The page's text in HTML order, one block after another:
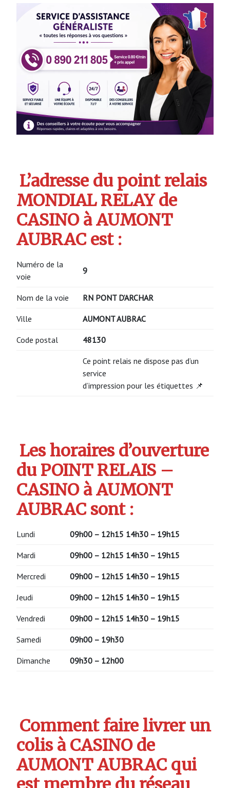
L’adresse du point relais
MONDIAL RELAY de
CASINO à AUMONT
AUBRAC est :
Numéro de la
voie
9
Nom de la voie RN PONT D’ARCHAR
Ville AUMONT AUBRAC
Code postal 48130
Ce point relais ne dispose pas d’un
service
d’impression pour les étiquettes 📌
Les horaires d’ouverture
du POINT RELAIS –
CASINO à AUMONT
AUBRAC sont :
Lundi 09h00 – 12h15 14h30 – 19h15
Mardi 09h00 – 12h15 14h30 – 19h15
Mercredi 09h00 – 12h15 14h30 – 19h15
Jeudi 09h00 – 12h15 14h30 – 19h15
Vendredi 09h00 – 12h15 14h30 – 19h15
Samedi 09h00 – 19h30
Dimanche 09h30 – 12h00
Comment faire livrer un
colis à CASINO de
AUMONT AUBRAC qui